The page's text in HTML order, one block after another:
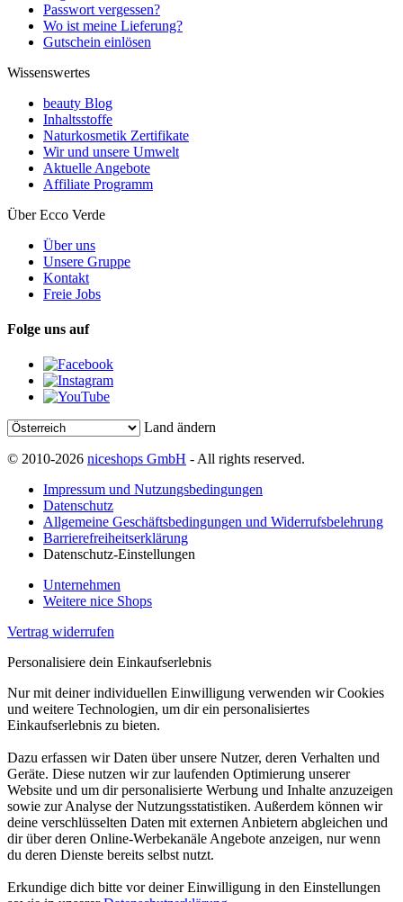
Passwort vergessen?
Wo ist meine Lieferung?
Gutschein einlösen
Wissenswertes
beauty Blog
Inhaltsstoffe
Naturkosmetik Zertifikate
Wir und unsere Umwelt
Aktuelle Angebote
Affiliate Programm
Über Ecco Verde
Über uns
Unsere Gruppe
Kontakt
Freie Jobs
Folge uns auf
Land ändern
© 2010-2026 niceshops GmbH - All rights reserved.
Impressum und Nutzungsbedingungen
Datenschutz
Allgemeine Geschäftsbedingungen und Widerrufsbelehrung
Barrierefreiheitserklärung
Datenschutz-Einstellungen
Unternehmen
Weitere nice Shops
Vertrag widerrufen
Personalisiere dein Einkaufserlebnis
Nur mit deiner individuellen Einwilligung verwenden wir Cookies
und weitere Technologien, um dir ein personalisiertes
Einkaufserlebnis zu bieten.
Dazu erfassen wir Daten über unsere Nutzer, deren Verhalten und
Geräte. Diese nutzen wir zur laufenden Optimierung unserer
Website und um dir personalisierte Werbung und Inhalte anzuzeigen
sowie zur Analyse der Nutzungsstatistiken. Außerdem können wir
deine verschlüsselten Daten mit externen Anbietern abgleichen und
dir über deren Online-Werbekanäle Angebote anzeigen, nur wenn
du deren Dienste bereits selbst nutzt.
Erkundige dich bitte vor deiner Einwilligung in den Einstellungen